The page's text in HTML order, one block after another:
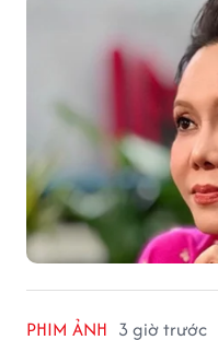
PHIM ẢNH 3 giờ trước